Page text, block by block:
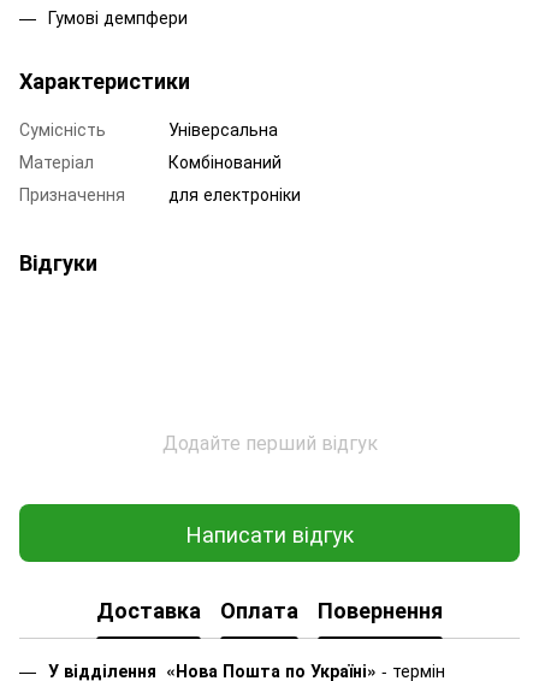
Гумові демпфери
Характеристики
Сумісність
Універсальна
Матеріал
Комбінований
Призначення
для електроніки
Відгуки
Додайте перший відгук
Написати відгук
Доставка Оплата Повернення
У відділення «Нова Пошта по Україні» - термін